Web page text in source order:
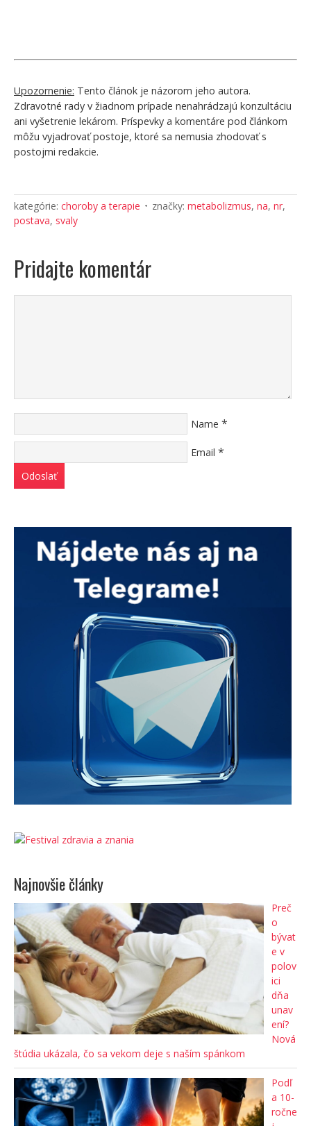
Upozornenie: Tento článok je názorom jeho autora.
Zdravotné rady v žiadnom prípade nenahrádzajú konzultáciu
ani vyšetrenie lekárom. Príspevky a komentáre pod článkom
môžu vyjadrovať postoje, ktoré sa nemusia zhodovať s
postojmi redakcie.
kategórie: choroby a terapie značky: metabolizmus, na, nr,
postava, svaly
Pridajte komentár
Name *
Email *
Najnovšie články
Preč
o
bývat
e v
polov
ici
dňa
unav
ení?
Nová
štúdia ukázala, čo sa vekom deje s naším spánkom
Podľ
a 10-
ročne